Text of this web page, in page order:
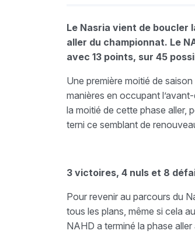
Le Nasria vient de boucler
aller du championnat. Le
avec 13 points, sur 45
Une première moitié de
manières en occupant
la moitié de cette phase aller,
terni ce semblant de
3 victoires, 4 nuls et 8
Pour revenir au parcours du
tous les plans, même si cela
NAHD a terminé la phase